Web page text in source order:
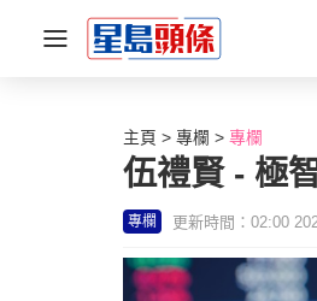
主頁 專欄 專欄
伍禮賢 - 極
專欄 更新時間：02:00